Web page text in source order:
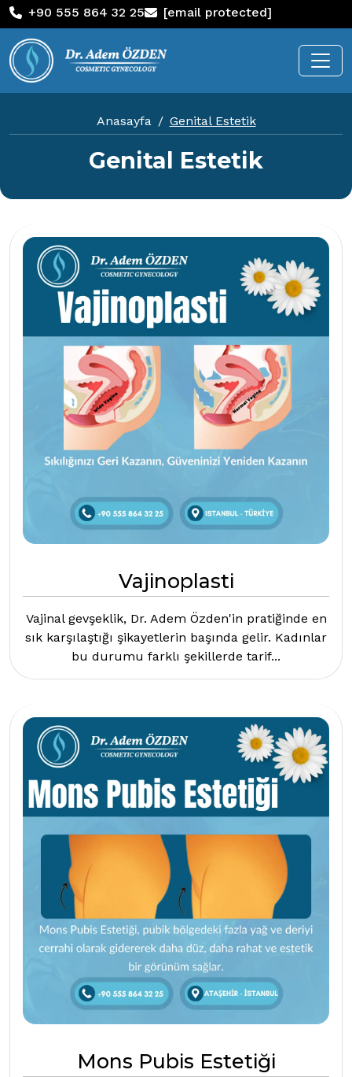
+90 555 864 32 25 [email protected]
Anasayfa Genital Estetik
Genital Estetik
Vajinoplasti
Vajinal gevşeklik, Dr. Adem Özden'in pratiğinde en
sık karşılaştığı şikayetlerin başında gelir. Kadınlar
bu durumu farklı şekillerde tarif...
Mons Pubis Estetiği